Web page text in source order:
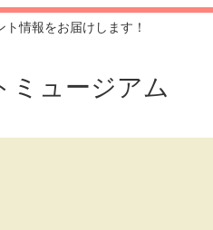
ト情報をお届けします！
ミュージアム